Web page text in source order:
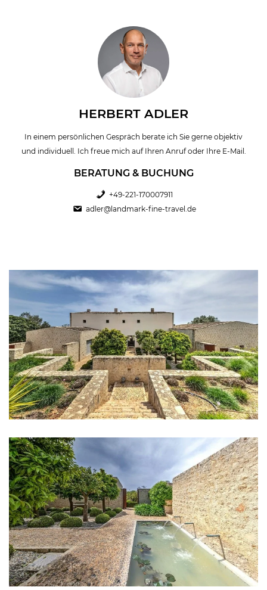
HERBERT ADLER
In einem persönlichen Gespräch berate ich Sie gerne objektiv
und individuell. Ich freue mich auf Ihren Anruf oder Ihre E-Mail.
BERATUNG & BUCHUNG
+49-221-170007911
adler@landmark-fine-travel.de